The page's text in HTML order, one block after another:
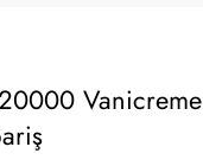
Vanicreme